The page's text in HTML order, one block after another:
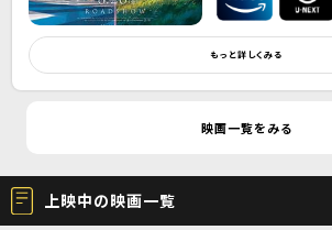
もっと詳しくみる
映画一覧をみる
上映中の映画一覧